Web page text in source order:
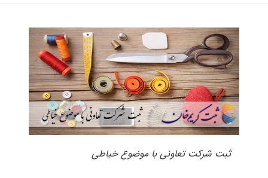
ثبت شرکت تعاونی با موضوع خیاطی